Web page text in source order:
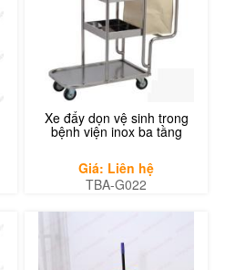
Xe đẩy dọn vệ sinh trong
bệnh viện inox ba tầng
Giá: Liên hệ
TBA-G022